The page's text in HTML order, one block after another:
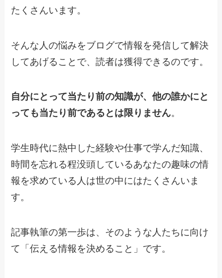
たくさんいます。
そんな人の悩みをブログで情報を発信して解決
してあげることで、読者は獲得できるのです。
自分にとって当たり前の知識が、他の誰かにと
っても当たり前であるとは限りません。
学生時代に熱中した経験や仕事で学んだ知識、
時間を忘れる程没頭しているあなたの趣味の情
報を求めている人は世の中にはたくさんいま
す。
記事執筆の第一歩は、そのような人たちに向け
て「伝える情報を決めること」です。